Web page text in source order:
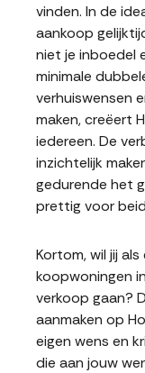
vinden. In de
aankoop
niet je inboedel
minimale
verhuiswensen
maken, creëert
iedereen. De
inzichtelijk
gedurende het
prettig voor
Kortom, wil jij
koopwoningen
verkoop gaan?
aanmaken op
eigen wens en
die aan jouw